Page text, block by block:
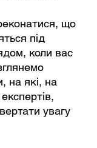
що
під
коли вас
на які, на
увагу